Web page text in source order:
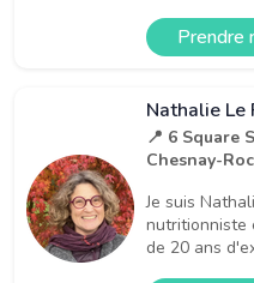
Prendre
Nathalie Le
📍 6 Square
Chesnay-
Je suis
nutritionniste
de 20 ans